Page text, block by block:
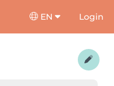
EN Login